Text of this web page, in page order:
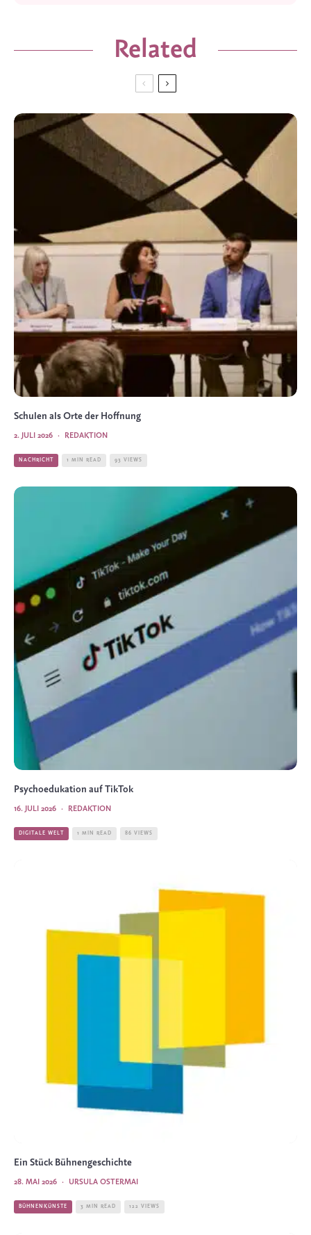
Related
Schulen als Orte der Hoffnung
REDAKTION
·
2. JULI 2026
NACHRICHT 1 MIN READ 93 VIEWS
Psychoedukation auf TikTok
REDAKTION
·
16. JULI 2026
DIGITALE WELT 1 MIN READ 86 VIEWS
Ein Stück Bühnengeschichte
URSULA OSTERMAI
·
28. MAI 2026
BÜHNENKÜNSTE 3 MIN READ 122 VIEWS